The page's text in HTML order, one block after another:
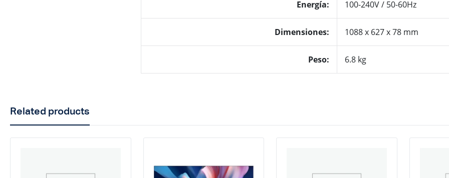
Energía: 100-240V / 50-60Hz
Dimensiones: 1088 x 627 x 78 mm
Peso: 6.8 kg
Related products